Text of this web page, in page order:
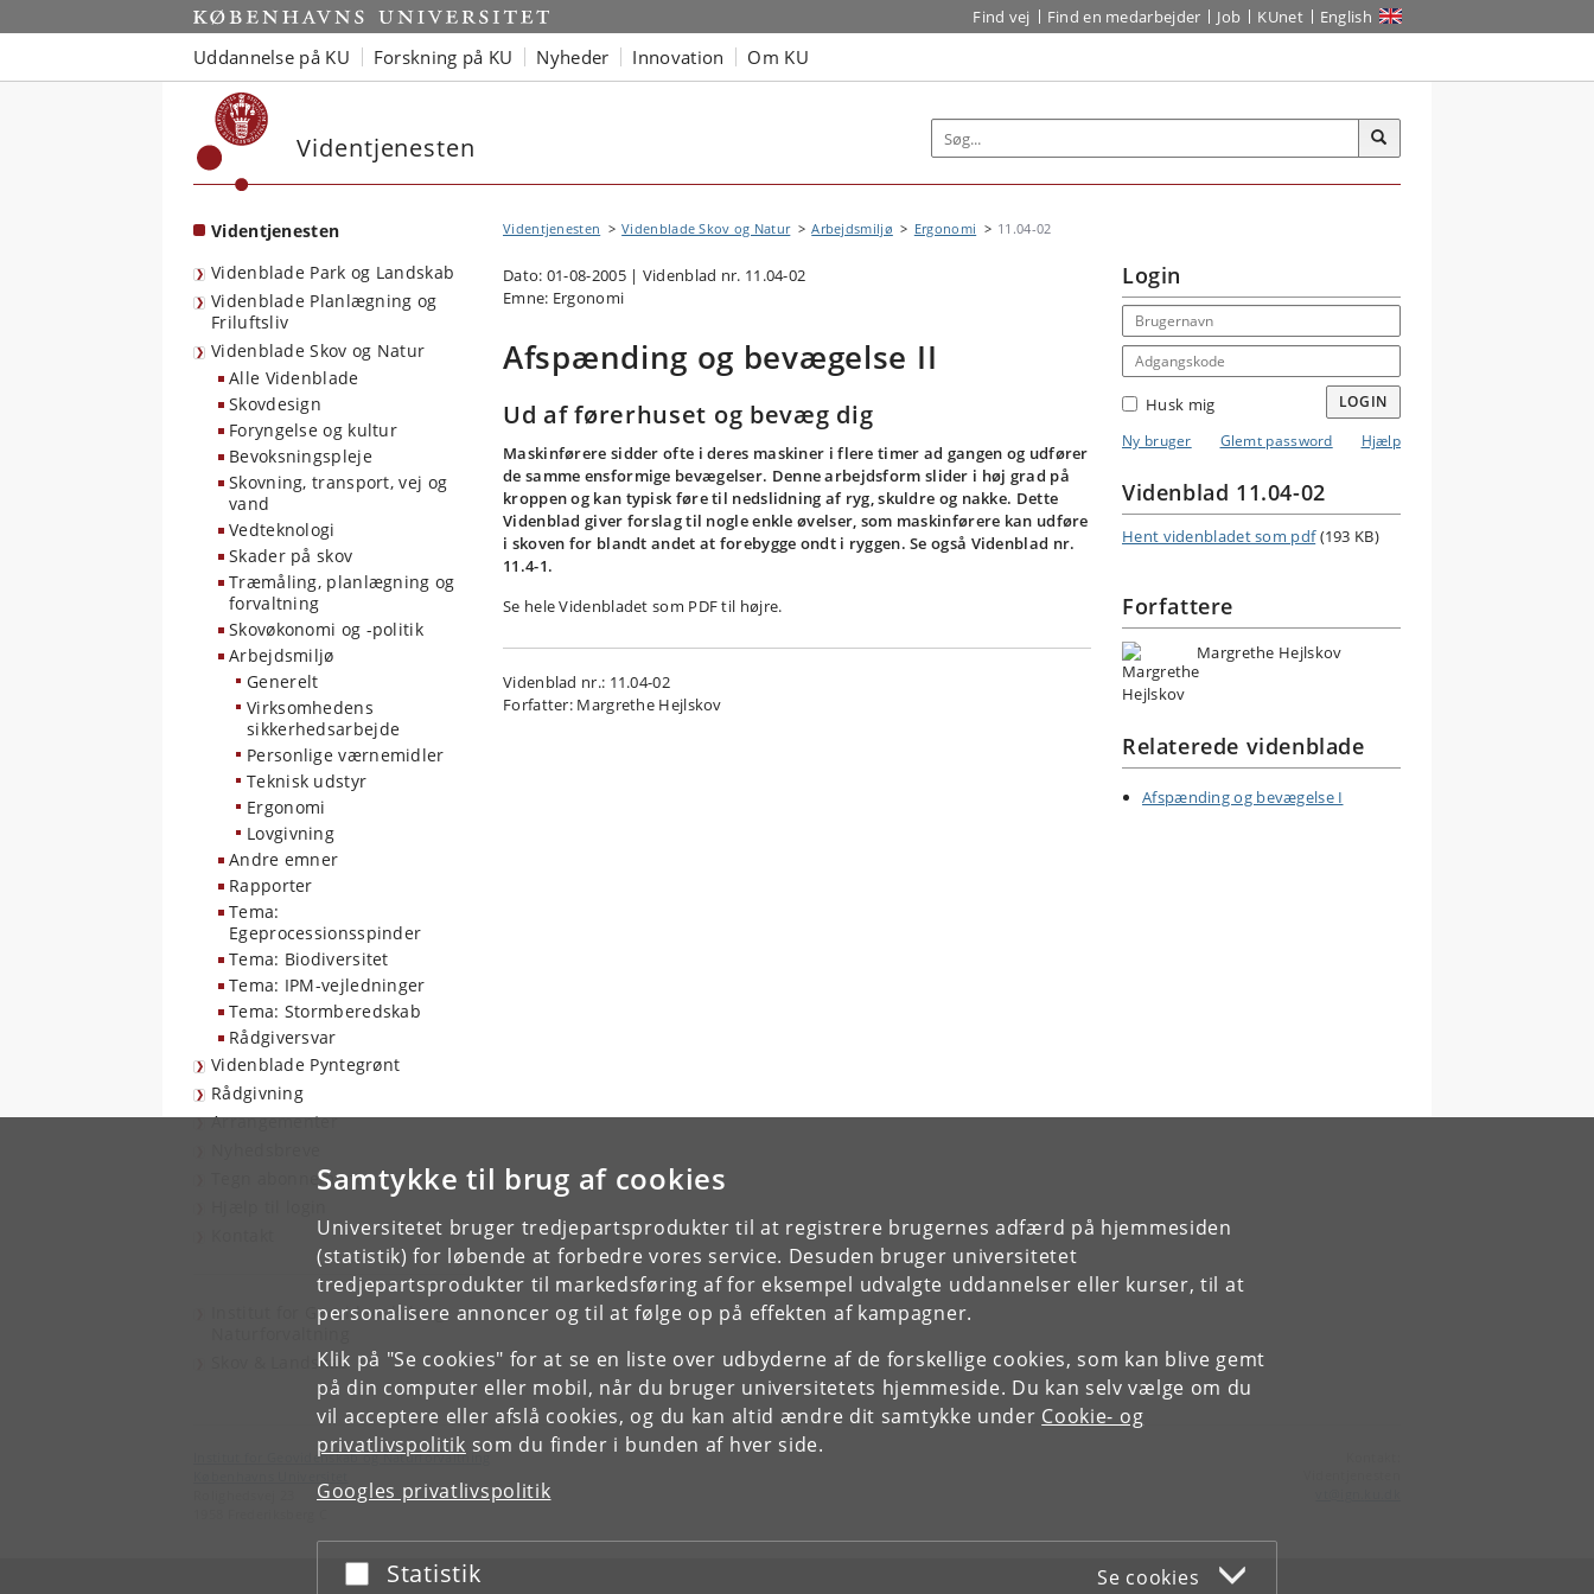
Samtykke til brug af cookies
Universitetet bruger tredjepartsprodukter til at registrere brugernes adfærd på hjemmesiden
(statistik) for løbende at forbedre vores service. Desuden bruger universitetet
tredjepartsprodukter til markedsføring af for eksempel udvalgte uddannelser eller kurser, til at
personalisere annoncer og til at følge op på effekten af kampagner.
Klik på "Se cookies" for at se en liste over udbyderne af de forskellige cookies, som kan blive gemt
på din computer eller mobil, når du bruger universitetets hjemmeside. Du kan selv vælge om du
vil acceptere eller afslå cookies, og du kan altid ændre dit samtykke under Cookie- og
privatlivspolitik som du finder i bunden af hver side.
Googles privatlivspolitik
Acceptér eller afslå
Statistik Se cookies
Start Find vej Find en medarbejder Job KUnet English
Uddannelse på KU Forskning på KU Nyheder Innovation Om KU
Videntjenesten
Videntjenesten
Videnblade Park og Landskab
Videnblade Planlægning og
Friluftsliv
Videnblade Skov og Natur
Alle Videnblade
Skovdesign
Foryngelse og kultur
Bevoksningspleje
Skovning, transport, vej og
vand
Vedteknologi
Skader på skov
Træmåling, planlægning og
forvaltning
Skovøkonomi og -politik
Arbejdsmiljø
Generelt
Virksomhedens
sikkerhedsarbejde
Personlige værnemidler
Teknisk udstyr
Ergonomi
Lovgivning
Andre emner
Rapporter
Tema:
Egeprocessionsspinder
Tema: Biodiversitet
Tema: IPM-vejledninger
Tema: Stormberedskab
Rådgiversvar
Videnblade Pyntegrønt
Rådgivning
Arrangementer
Tegn abonnement
Institut for Geovidenskab og
Skov & Landskab
Videntjenesten Videnblade Skov og Natur Arbejdsmiljø Ergonomi 11.04-02
Dato: 01-08-2005 | Videnblad nr. 11.04-02
Emne: Ergonomi
Afspænding og bevægelse II
Ud af førerhuset og bevæg dig
Maskinførere sidder ofte i deres maskiner i flere timer ad gangen og udfører
de samme ensformige bevægelser. Denne arbejdsform slider i høj grad på
kroppen og kan typisk føre til nedslidning af ryg, skuldre og nakke. Dette
Videnblad giver forslag til nogle enkle øvelser, som maskinførere kan udføre
i skoven for blandt andet at forebygge ondt i ryggen. Se også Videnblad nr.
11.4-1.
Se hele Videnbladet som PDF til højre.
Videnblad nr.: 11.04-02
Forfatter: Margrethe Hejlskov
Login
Email address
Adgangskode
Husk mig
LOGIN
Ny bruger
Glemt password Hjælp
Videnblad 11.04-02
Hent videnbladet som pdf (193 KB)
Forfattere
Margrethe Hejlskov
Relaterede videnblade
Afspænding og bevægelse I
Institut for Geovidenskab og Naturforvaltning